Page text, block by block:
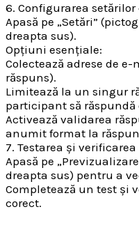
6. Configurarea
Apasă pe „Setări”
dreapta sus).
Opțiuni esențiale:
Colectează adrese de
răspuns).
Limitează la un singur
participant să răspundă
Activează validarea
anumit format la
7. Testarea și
Apasă pe
dreapta sus) pentru a
Completează un test și
corect.